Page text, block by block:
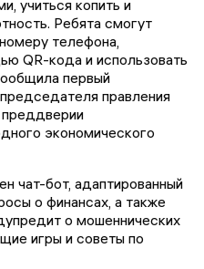
учиться копить и
Ребята смогут
телефона,
QR-кода и использовать
первый
правления
экономического
чат-бот, адаптированный
о финансах, а также
о мошеннических
игры и советы по